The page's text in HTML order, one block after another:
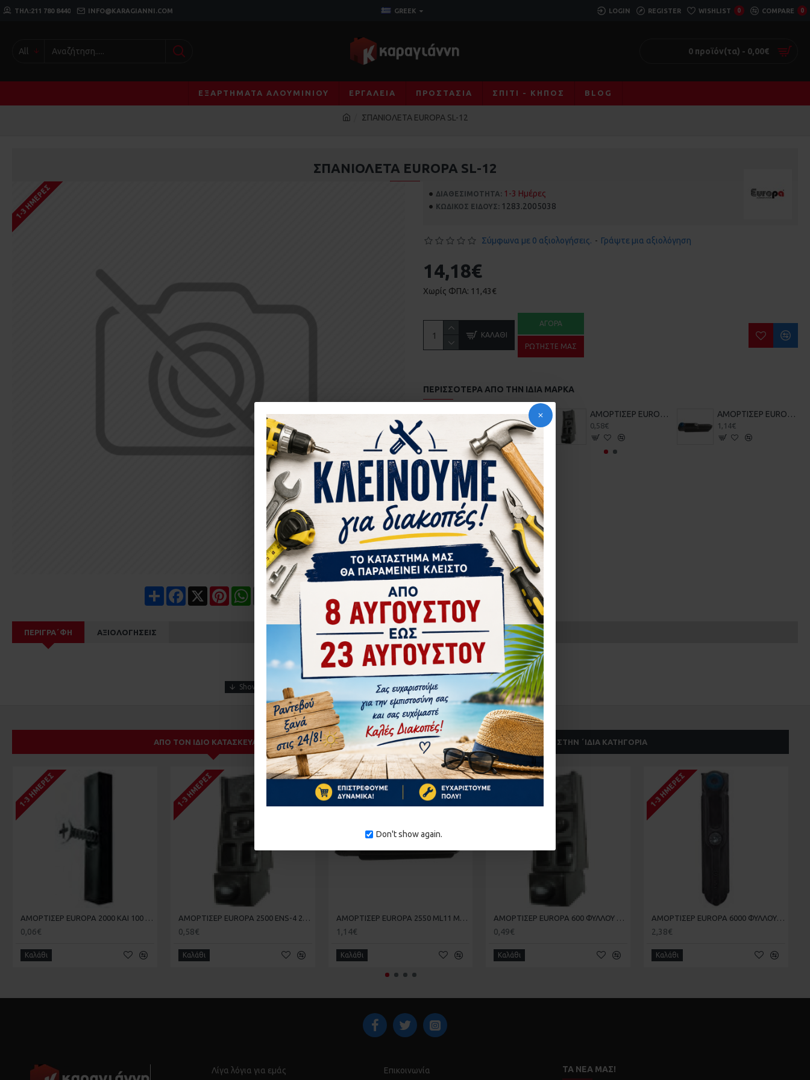
Don't show again.
ΤΗΛ:211 780 8440 INFO@KARAGIANNI.COM GREEK LOGIN REGISTER WISHLIST 0 COMPARE 0
All 0 προϊόν(τα) - 0,00€
ΕΞΑΡΤΉΜΑΤΑ ΑΛΟΥΜΙΝΊΟΥ ΕΡΓΑΛΕΊΑ ΠΡΟΣΤΑΣΊΑ ΣΠΊΤΙ - ΚΉΠΟΣ BLOG
ΣΠΑΝΙΟΛΕΤΑ EUROPA SL-12
ΣΠΑΝΙΟΛΕΤΑ EUROPA SL-12
1-3 ΗΜΈΡΕΣ
Share Facebook PinterestWhatsApp
Email
ΔΙΑΘΕΣΙΜΌΤΗΤΑ: 1-3 Ημέρες
ΚΩΔΙΚΌΣ ΕΊΔΟΥΣ: 1283.2005038
Σύμφωνα με 0 αξιολογήσεις. - Γράψτε μια αξιολόγηση
14,18€
Χωρίς ΦΠΑ: 11,43€
ΚΑΛΆΘΙ
ΑΓΟΡΆ
ΡΩΤΉΣΤΕ ΜΑΣ
ΠΕΡΙΣΣΌΤΕΡΑ ΑΠΌ ΤΗΝ ΙΔΙΑ ΜΆΡΚΑ
ΑΜΟΡΤΙΣΕΡ EUROPA 2000 KAI 100 ΣΤΟΠΕΡ 181.4 20-20-007 ΑΜΟΡΤΙΣΕΡ EUROPA 2500 ENS-4 20-20-011
0,58€
ΑΜΟΡΤΙΣΕΡ EUROPA 2550 ML11 ML-11 20-20-013
1,14€
ΠΕΡΙΓΡΑ΄ΦΉ ΑΞΙΟΛΟΓΉΣΕΙΣ
ΑΠΌ ΤΟΝ ΊΔΙΟ ΚΑΤΑΣΚΕΥΑΣΤΉ ΣΤΗΝ ΄ΙΔΙΑ ΚΑΤΗΓΟΡΊΑ
1-3 ΗΜΈΡΕΣ
ΑΜΟΡΤΙΣΕΡ EUROPA 2000 KAI 100 ΣΤΟΠΕΡ 181.4 20-20-007
0,06€
Καλάθι
1-3 ΗΜΈΡΕΣ
ΑΜΟΡΤΙΣΕΡ EUROPA 2500 ENS-4 20-20-011
0,58€
Καλάθι
1-3 ΗΜΈΡΕΣ
ΑΜΟΡΤΙΣΕΡ EUROPA 2550 ML11 ML-11 20-20-013
1,14€
Καλάθι
ΑΜΟΡΤΙΣΕΡ EUROPA 600 ΦΥΛΛΟΥ 6081 20-20-005
0,49€
Καλάθι
1-3 ΗΜΈΡΕΣ
ΑΜΟΡΤΙΣΕΡ EUROPA 6000 ΦΥΛΛΟΥ XL-13 20-20-016
2,38€
Καλάθι
Λίγα λόγια για εμάς Επικοινωνία ΤΑ ΝΈΑ ΜΑΣ!